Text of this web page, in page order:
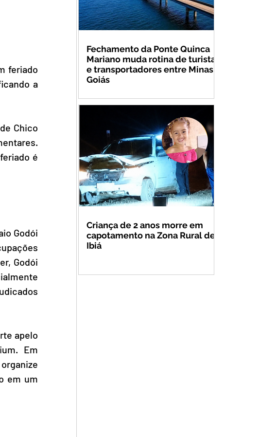
feriado
a
Chico
é
Godói
Godói
apelo
Em
em um
Fechamento da Ponte Quinca
Mariano muda rotina de turistas
e transportadores entre Minas e
Goiás
Criança de 2 anos morre em
capotamento na Zona Rural de
Ibiá